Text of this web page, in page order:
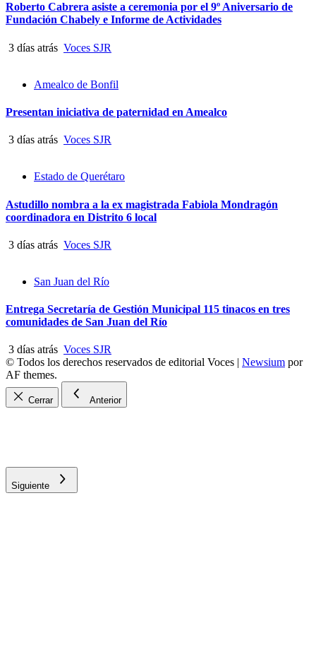
Roberto Cabrera asiste a ceremonia por el 9º Aniversario de
Fundación Chabely e Informe de Actividades
3 días atrás Voces SJR
Amealco de Bonfil
Presentan iniciativa de paternidad en Amealco
3 días atrás Voces SJR
Estado de Querétaro
Astudillo nombra a la ex magistrada Fabiola Mondragón
coordinadora en Distrito 6 local
3 días atrás Voces SJR
San Juan del Río
Entrega Secretaría de Gestión Municipal 115 tinacos en tres
comunidades de San Juan del Río
3 días atrás Voces SJR
© Todos los derechos reservados de editorial Voces | Newsium por
AF themes.
Cerrar Anterior
Siguiente